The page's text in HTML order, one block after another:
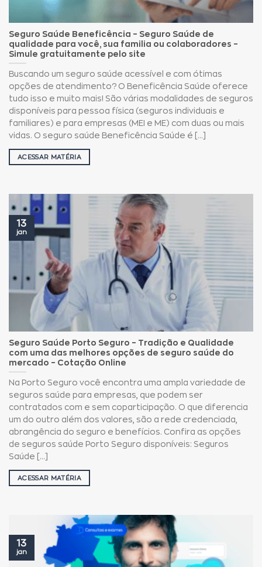
Seguro Saúde Beneficência – Seguro Saúde de
qualidade para você, sua familia ou colaboradores –
Simule gratuitamente pelo site
Buscando um seguro saúde acessível e com ótimas
opções de atendimento? O Beneficência Saúde oferece
tudo isso e muito mais! São várias modalidades de seguros
disponíveis para pessoa física (seguros individuais e
familiares) e para empresas (MEI e ME) com duas ou mais
vidas. O seguro saúde Beneficência Saúde é [...]
ACESSAR MATÉRIA
Seguro Saúde Porto Seguro – Tradição e Qualidade
com uma das melhores opções de seguro saúde do
mercado – Cotação Online
Na Porto Seguro você encontra uma ampla variedade de
seguros saúde para empresas, que podem ser
contratados com e sem coparticipação. O que diferencia
um do outro além dos valores, são a rede credenciada,
abrangência do seguro e benefícios. Confira as opções
de seguros saúde Porto Seguro disponíveis: Seguros
Saúde [...]
ACESSAR MATÉRIA
13
jan
13
jan